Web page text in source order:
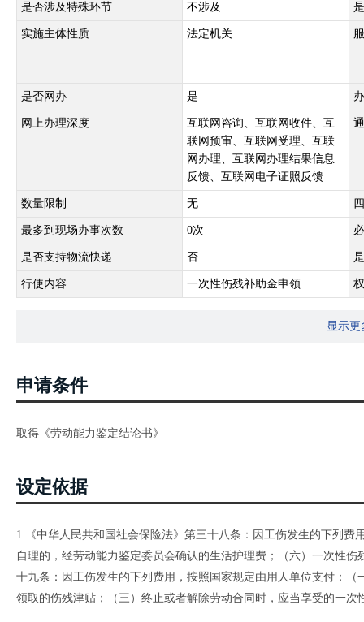
是否涉及特殊环节 不涉及
实施主体性质 法定机关
是否网办 是
网上办理深度
互联网咨询、互联网收件、互
联网预审、互联网受理、互联
网办理、互联网办理结果信息
反馈、互联网电子证照反馈
数量限制 无
最多到现场办事次数 0次
是否支持物流快递 否
行使内容 一次性伤残补助金申领
显示更
申请条件
取得《劳动能力鉴定结论书》
设定依据
1.《中华人民共和国社会保险法》第三十八条：因工伤发生的下列
自理的，经劳动能力鉴定委员会确认的生活护理费；（六）一次性
十九条：因工伤发生的下列费用，按照国家规定由用人单位支付：
领取的伤残津贴；（三）终止或者解除劳动合同时，应当享受的一